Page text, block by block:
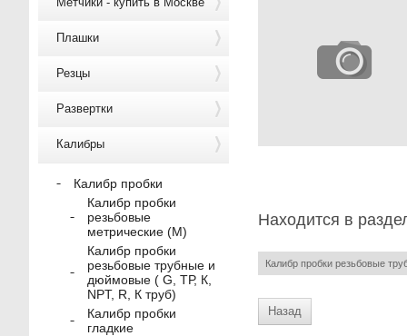
Находится в
Калибр пробки резьбовые
Назад
Плашки
Резцы
Развертки
Калибры
Калибр пробки
Калибр пробки
резьбовые
метрические (M)
Калибр пробки
резьбовые трубные и
дюймовые ( G, ТР, К,
NPT, R, К труб)
Калибр пробки
гладкие